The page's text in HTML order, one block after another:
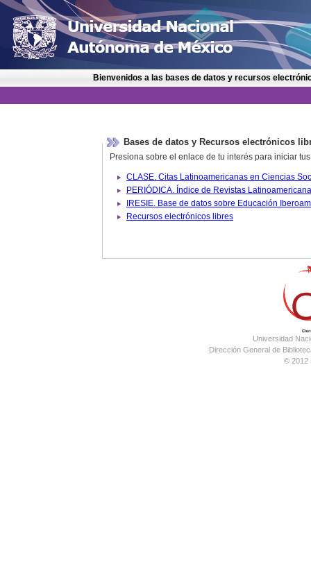
Bienvenidos a las bases de datos y recursos
Bases de datos y Recursos electrónicos
Presiona sobre el enlace de tu interés para iniciar
IRESIE. Base de datos
Recursos electrónicos libres
Universidad
Dirección General de
© 2012